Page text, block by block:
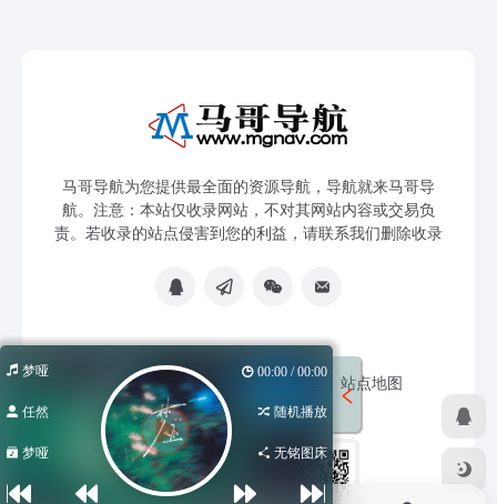
马哥导航为您提供最全面的资源导航，导航就来马哥导
航。注意：本站仅收录网站，不对其网站内容或交易负
责。若收录的站点侵害到您的利益，请联系我们删除收录
免责声明 友链申请 网站提交 站点地图
梦哑 00:00 / 00:00
任然 随机播放
梦哑 无铭图床